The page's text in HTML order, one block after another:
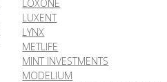
LOXONE
LUXENT
LYNX
METLIFE
MINT INVESTMENTS
MODELIUM